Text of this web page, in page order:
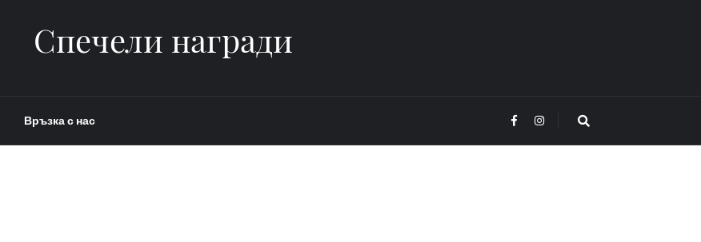
Спечели награди
Връзка с нас